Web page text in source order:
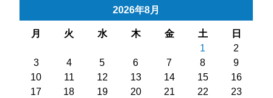
2026年8月
月 火 水 木 金 土 日
1
2
3
4 5 6 7 8
9
10
11 12 13 14 15
16
17
18 19 20 21 22
23